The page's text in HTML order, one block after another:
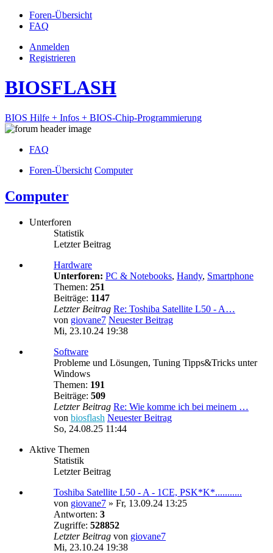
Foren-Übersicht
FAQ
Anmelden
Registrieren
BIOSFLASH
BIOS Hilfe + Infos + BIOS-Chip-Programmierung
FAQ
Foren-Übersicht Computer
Computer
Unterforen
Statistik
Letzter Beitrag
Hardware
Unterforen: PC & Notebooks, Handy, Smartphone
Themen: 251
Beiträge: 1147
Letzter Beitrag Re: Toshiba Satellite L50 - A…
von giovane7 Neuester Beitrag
Mi, 23.10.24 19:38
Software
Probleme und Lösungen, Tuning Tipps&Tricks unter
Windows
Themen: 191
Beiträge: 509
Letzter Beitrag Re: Wie komme ich bei meinem …
von biosflash Neuester Beitrag
So, 24.08.25 11:44
Aktive Themen
Statistik
Letzter Beitrag
Toshiba Satellite L50 - A - 1CE, PSK*K*...........
von giovane7 » Fr, 13.09.24 13:25
Antworten: 3
Zugriffe: 528852
Letzter Beitrag von giovane7
Mi, 23.10.24 19:38